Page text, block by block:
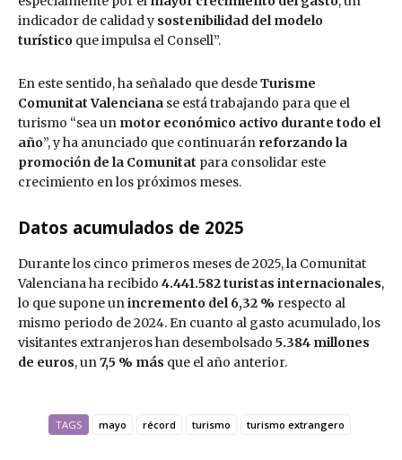
indicador de calidad y sostenibilidad del modelo
turístico que impulsa el Consell”.
En este sentido, ha señalado que desdeTurisme
Comunitat Valenciana se está trabajando para que el
turismo “sea un motor económico activo durante todo el
año”, y ha anunciado que continuarán reforzando la
promoción de la Comunitat para consolidar este
crecimiento en los próximos meses.
Datos acumulados de 2025
Durante los cinco primeros meses de 2025, la Comunitat
Valenciana ha recibido 4.441.582 turistas internacionales,
lo que supone unincremento del 6,32 % respecto al
mismo periodo de 2024. En cuanto al gasto acumulado, los
visitantes extranjeros han desembolsado 5.384 millones
de euros, un7,5 % más que el año anterior.
TAGS mayo récord turismo turismo extrangero